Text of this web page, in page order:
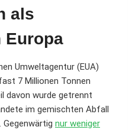
als
Europa
Umweltagentur (EUA)
7 Millionen Tonnen
davon wurde getrennt
im gemischten Abfall
Gegenwärtig nur weniger